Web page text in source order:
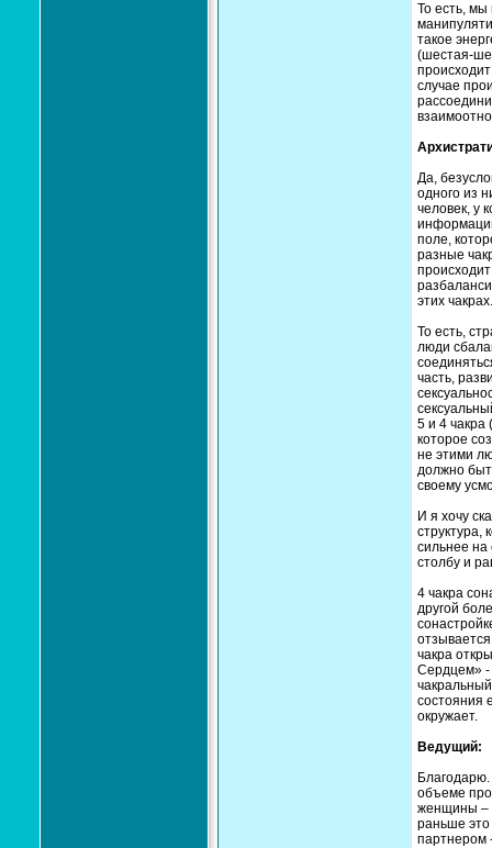
То есть, мы
такое
(шестая-
случае
Да,
одного из
человек, у
поле,
разные
этих чакрах.
То есть,
люди
часть,
5 и 4 чакра
которое
не этими
должно
своему
И я хочу
структура,
сильнее на
столбу и
4 чакра
другой
чакра
Сердцем» -
состояния
окружает.
Ведущий:
объеме
женщины –
раньше
партнером